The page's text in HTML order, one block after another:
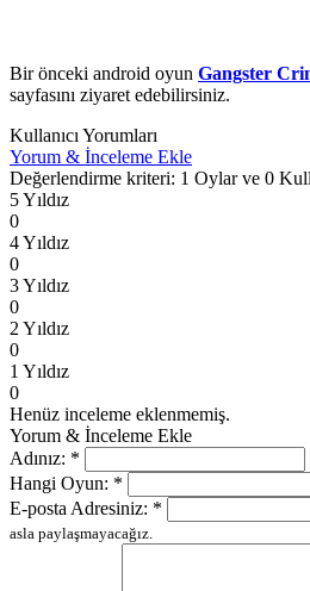
Bir önceki android oyun Gangster
sayfasını ziyaret edebilirsiniz.
Kullanıcı Yorumları
Yorum & İnceleme Ekle
Değerlendirme kriteri: 1 Oylar ve 0
5 Yıldız
0
4 Yıldız
0
3 Yıldız
0
2 Yıldız
0
1 Yıldız
0
Henüz inceleme eklenmemiş.
Yorum & İnceleme Ekle
Adınız: *
Hangi Oyun: *
E-posta Adresiniz: *
asla paylaşmayacağız.